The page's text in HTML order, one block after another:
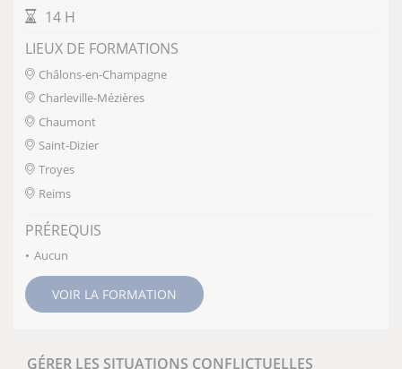
DURÉE DE LA FORMATION
14 H
LIEUX DE FORMATIONS
Châlons-en-Champagne
Charleville-Mézières
Chaumont
Saint-Dizier
Troyes
Reims
PRÉREQUIS
Aucun
VOIR LA FORMATION
GÉRER LES SITUATIONS CONFLICTUELLES